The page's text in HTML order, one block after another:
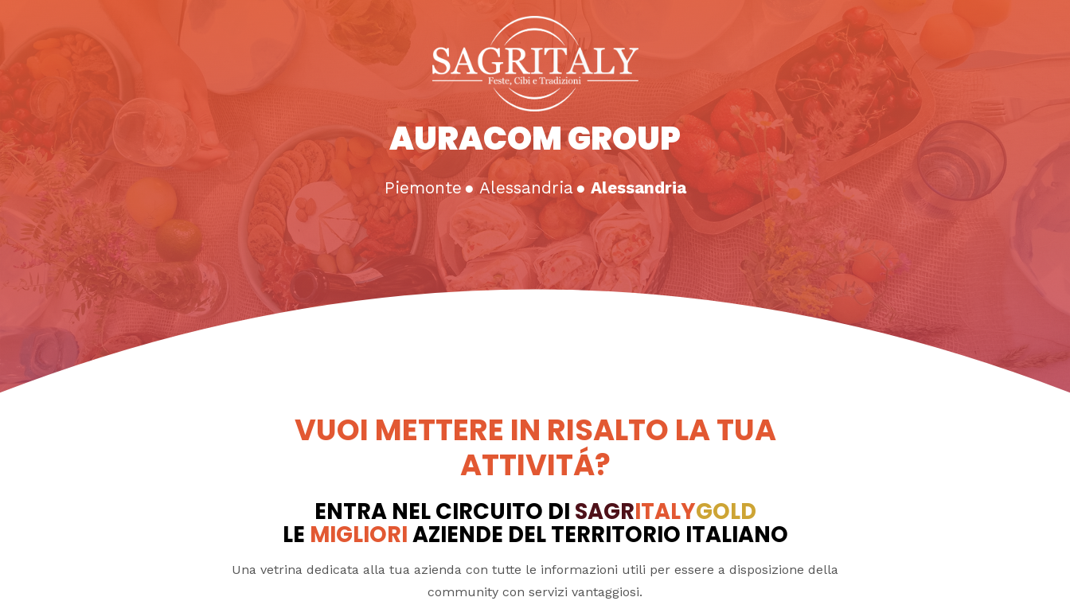
AURACOM GROUP
Piemonte ● Alessandria● Alessandria
VUOI METTERE IN RISALTO LA TUA
ATTIVITÁ?
ENTRA NEL CIRCUITO DI SAGRITALYGOLD
LE MIGLIORIAZIENDE DEL TERRITORIO ITALIANO
Una vetrina dedicata alla tua azienda con tutte le informazioni utili per essere a disposizione della
community con servizi vantaggiosi.